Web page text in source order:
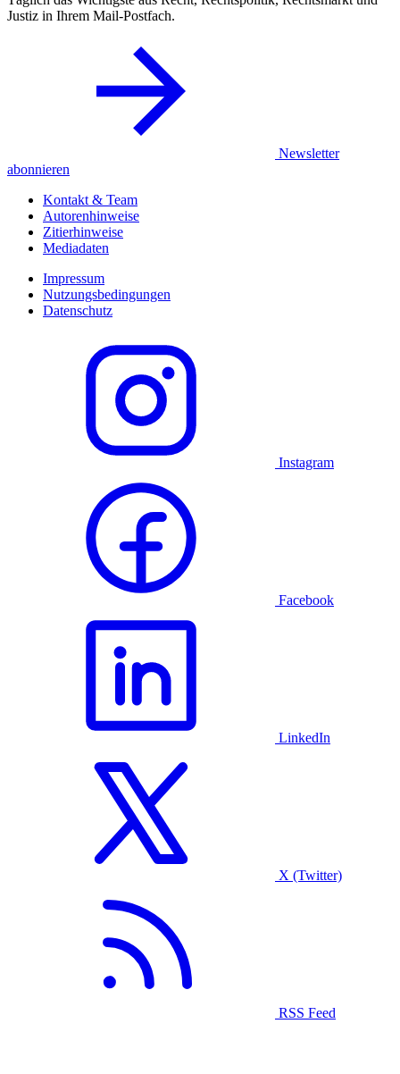
Justiz in Ihrem Mail-Postfach.
Newsletter
abonnieren
Kontakt & Team
Autorenhinweise
Zitierhinweise
Mediadaten
Impressum
Nutzungsbedingungen
Datenschutz
Instagram
Facebook
LinkedIn
X (Twitter)
RSS Feed